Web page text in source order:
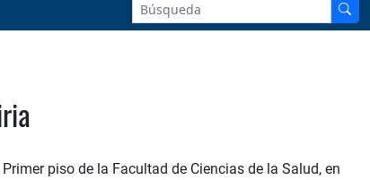
piso de la Facultad de Ciencias de la Salud, en